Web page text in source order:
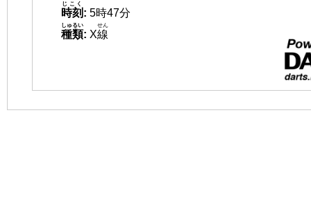
時刻
じこく
: 5時47分
種類
しゅるい
: X線
せん